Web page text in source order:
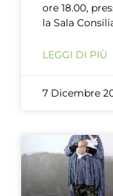
ore 18.00,
la Sala
LEGGI DI PIÙ
7 Dicembre